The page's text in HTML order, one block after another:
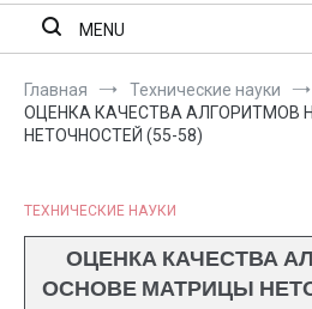
MENU
Главная
Технические науки
ОЦЕНКА КАЧЕСТВА АЛГОРИТМОВ
НЕТОЧНОСТЕЙ (55-58)
ТЕХНИЧЕСКИЕ НАУКИ
ОЦЕНКА КАЧЕСТВА
ОСНОВЕ МАТРИЦЫ